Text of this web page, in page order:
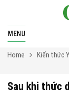
MENU
Home Kiến thức
Sau khi thức